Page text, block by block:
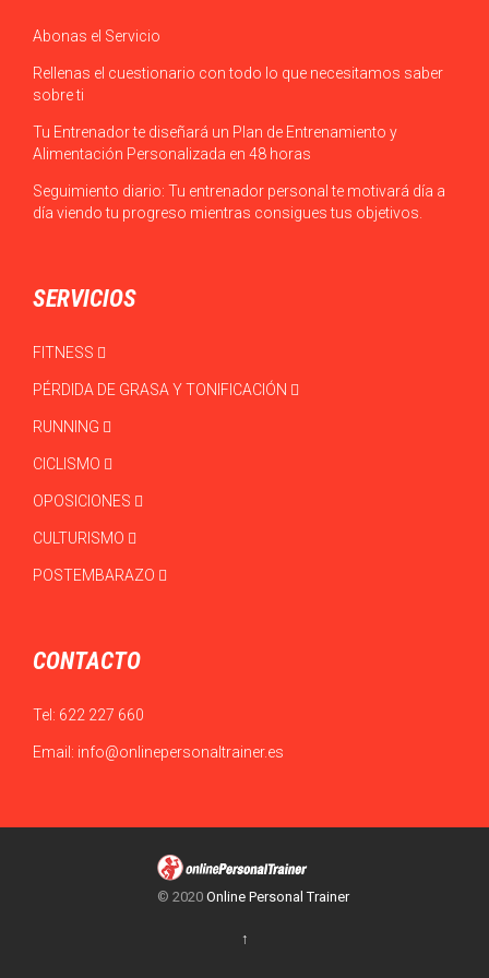
Abonas el Servicio
Rellenas el cuestionario con todo lo que necesitamos saber
sobre ti
Tu Entrenador te diseñará un Plan de Entrenamiento y
Alimentación Personalizada en 48 horas
Seguimiento diario: Tu entrenador personal te motivará día a
día viendo tu progreso mientras consigues tus objetivos.
SERVICIOS
FITNESS
PÉRDIDA DE GRASA Y TONIFICACIÓN
RUNNING
CICLISMO
OPOSICIONES
CULTURISMO
POSTEMBARAZO
CONTACTO
Tel: 622 227 660
Email: info@onlinepersonaltrainer.es
© 2020 Online Personal Trainer
↑